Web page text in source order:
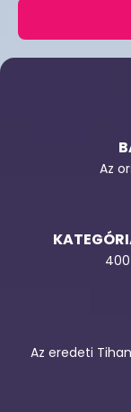
Az
400
Az eredeti